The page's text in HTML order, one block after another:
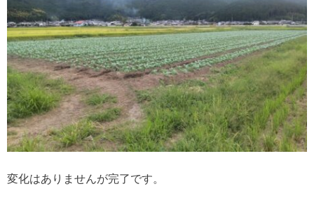
変化はありませんが完了です。